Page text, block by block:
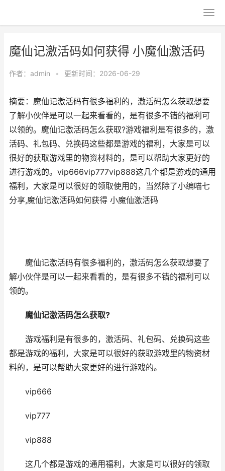
魔仙记激活码如何获得 小魔仙激活码
作者： admin • 更新时间：2026-06-29
摘要：魔仙记激活码有很多福利的，激活码怎么获取想要
了解小伙伴是可以一起来看看的，是有很多不错的福利可
以领的。魔仙记激活码怎么获取?游戏福利是有很多的，激
活码、礼包码、兑换码这些都是游戏的福利，大家是可以
很好的获取游戏里的物资材料的，是可以帮助大家更好的
进行游戏的。vip666vip777vip888这几个都是游戏的通用
福利，大家是可以很好的领取使用的，当然除了小编喵七
分享,魔仙记激活码如何获得 小魔仙激活码
魔仙记激活码有很多福利的，激活码怎么获取想要了
解小伙伴是可以一起来看看的，是有很多不错的福利可以
领的。
魔仙记激活码怎么获取?
游戏福利是有很多的，激活码、礼包码、兑换码这些
都是游戏的福利，大家是可以很好的获取游戏里的物资材
料的，是可以帮助大家更好的进行游戏的。
vip666
vip777
vip888
这几个都是游戏的通用福利，大家是可以很好的领取